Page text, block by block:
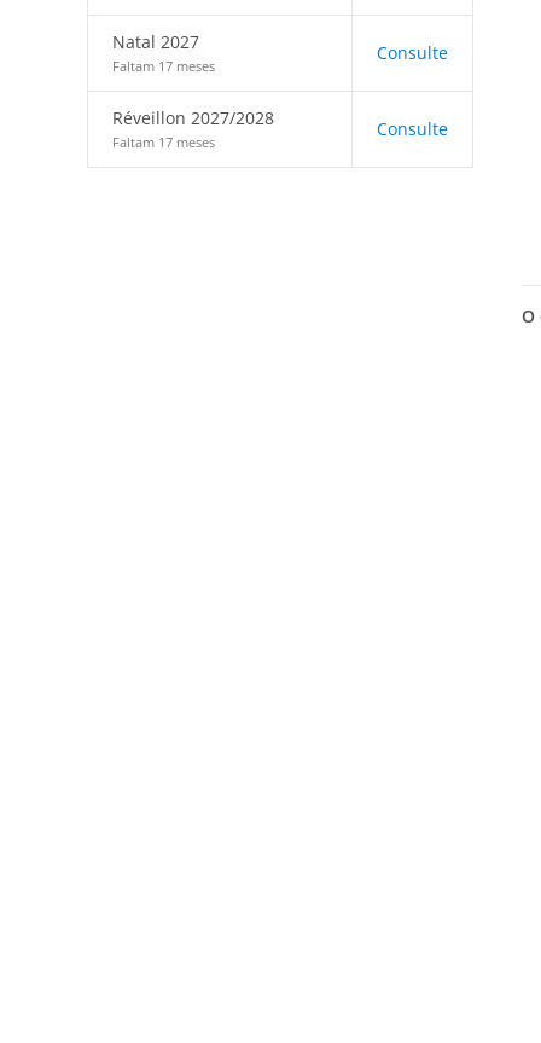
Natal 2027
Faltam 17 meses
Consulte
Réveillon 2027/2028
Faltam 17 meses
Consulte
O